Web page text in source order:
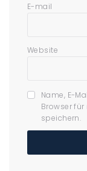
E-mail
Website
Name, E-
Browser
speichern.